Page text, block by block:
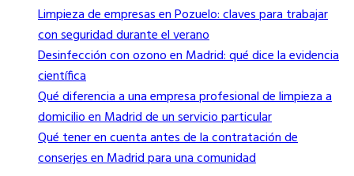
Limpieza de empresas en Pozuelo: claves para trabajar
con seguridad durante el verano
Desinfección con ozono en Madrid: qué dice la evidencia
científica
Qué diferencia a una empresa profesional de limpieza a
domicilio en Madrid de un servicio particular
Qué tener en cuenta antes de la contratación de
conserjes en Madrid para una comunidad